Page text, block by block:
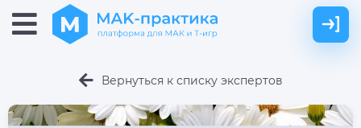
Вернуться к списку экспертов